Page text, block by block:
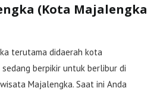
(Kota Majalengka
terutama didaerah kota
berpikir untuk berlibur di
Majalengka. Saat ini Anda